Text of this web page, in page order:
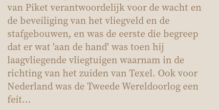
van Piket verantwoordelijk voor de wacht en
de beveiliging van het vliegveld en de
stafgebouwen, en was de eerste die begreep
dat er wat 'aan de hand' was toen hij
laagvliegende vliegtuigen waarnam in de
richting van het zuiden van Texel. Ook voor
Nederland was de Tweede Wereldoorlog een
feit...